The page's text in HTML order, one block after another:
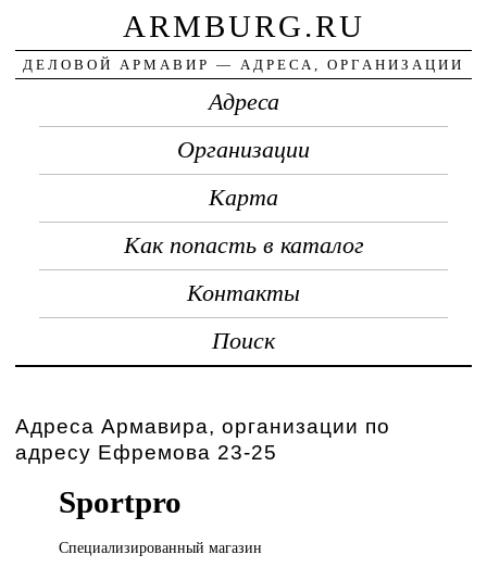
ARMBURG.RU
ДЕЛОВОЙ АРМАВИР — АДРЕСА, ОРГАНИЗАЦИИ
Адреса
Организации
Карта
Как попасть в каталог
Контакты
Поиск
Адреса Армавира, организации по
адресу Ефремова 23-25
Sportpro
Специализированный магазин